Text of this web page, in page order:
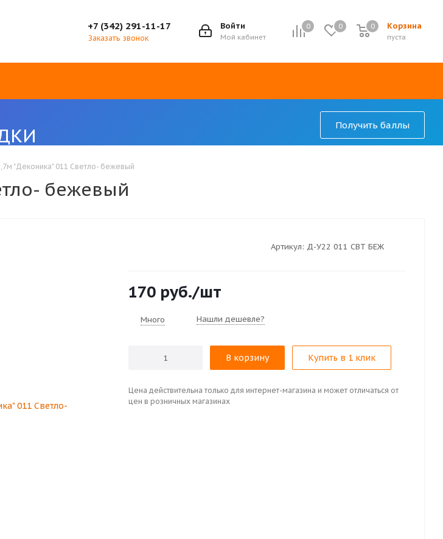
0 0 Корзина
пуста
0
Войти
Мой кабинет
+7 (342) 291-11-17
Заказать звонок
Получить баллы
"Деконика" 011 Светло- бежевый
бежевый
Артикул: Д-У22 011 СВТ БЕЖ
170 руб./шт
Много Нашли дешевле?
В корзину Купить в 1 клик
Цена действительна только для интернет-магазина и может отличаться от
цен в розничных магазинах